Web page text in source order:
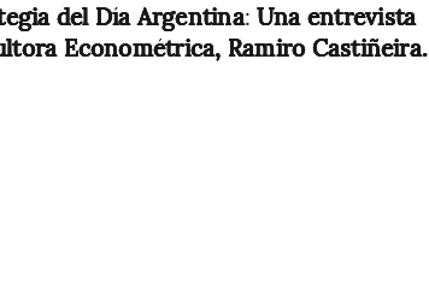
del Día Argentina: Una entrevista
Econométrica, Ramiro Castiñeira.